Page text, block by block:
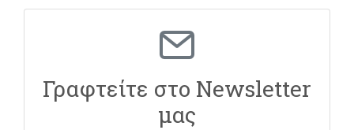
Γραφτείτε στο Newsletter
μας